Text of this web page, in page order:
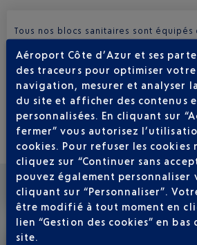
Tous nos blocs sanitaires sont équipés
rendre ! Les autres disposent d’un
dames.
Dans les nurseries, vous trouverez une
un change à usage unique et un lave-
mixtes ont également des toilettes
LES ESPACES DE
Aéroport Côte d’Azur et ses
des traceurs pour optimiser
navigation, mesurer et analyser
du site et afficher des contenus
personnalisées. En cliquant sur
fermer” vous autorisez
cookies. Pour refuser les cookies
cliquez sur “Continuer sans
pouvez également personnaliser
cliquant sur “Personnaliser”.
être modifié à tout moment en
lien “Gestion des cookies” en bas
site.